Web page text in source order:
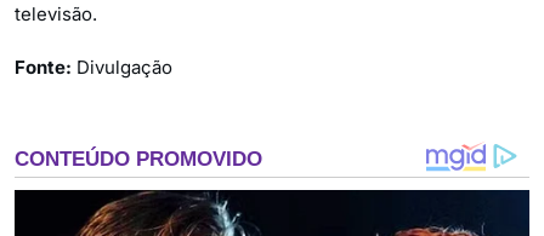
televisão.
Fonte: Divulgação